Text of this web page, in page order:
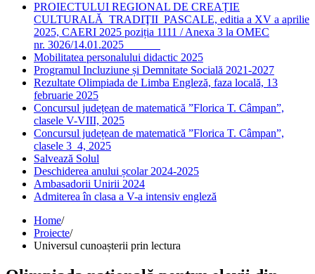
PROIECTULUI REGIONAL DE CREAȚIE
CULTURALĂ TRADIŢII PASCALE, editia a XV a aprilie
2025, CAERI 2025 poziția 1111 / Anexa 3 la OMEC
nr. 3026/14.01.2025
Mobilitatea personalului didactic 2025
Programul Incluziune și Demnitate Socială 2021-2027
Rezultate Olimpiada de Limba Engleză, faza locală, 13
februarie 2025
Concursul județean de matematică ”Florica T. Câmpan”,
clasele V-VIII, 2025
Concursul județean de matematică ”Florica T. Câmpan”,
clasele 3_4, 2025
Salvează Solul
Deschiderea anului școlar 2024-2025
Ambasadorii Unirii 2024
Admiterea în clasa a V-a intensiv engleză
Home/
Proiecte/
Universul cunoașterii prin lectura